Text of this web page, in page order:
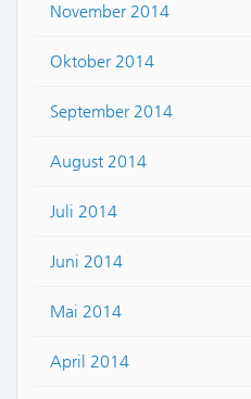
November 2014
Oktober 2014
September 2014
August 2014
Juli 2014
Juni 2014
Mai 2014
April 2014